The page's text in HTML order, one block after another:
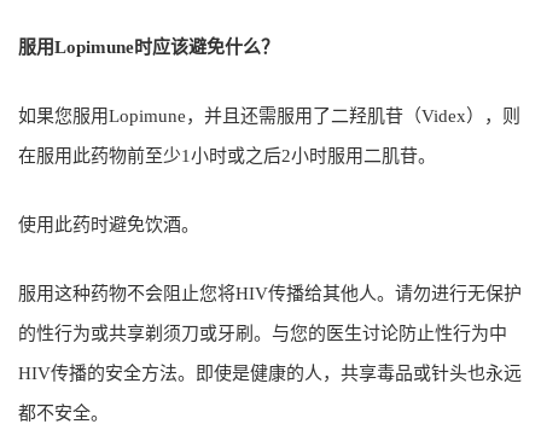
服用Lopimune时应该避免什么？
如果您服用Lopimune，并且还需服用了二羟肌苷（Videx），则
在服用此药物前至少1小时或之后2小时服用二肌苷。
使用此药时避免饮酒。
服用这种药物不会阻止您将HIV传播给其他人。请勿进行无保护
的性行为或共享剃须刀或牙刷。与您的医生讨论防止性行为中
HIV传播的安全方法。即使是健康的人，共享毒品或针头也永远
都不安全。